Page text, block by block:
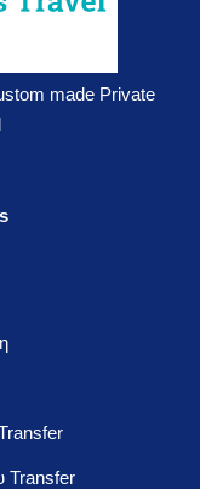
made Private
Transfer